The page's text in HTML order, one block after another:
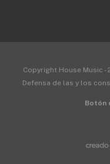
Copyright House Music
Defensa de las y los
Botón